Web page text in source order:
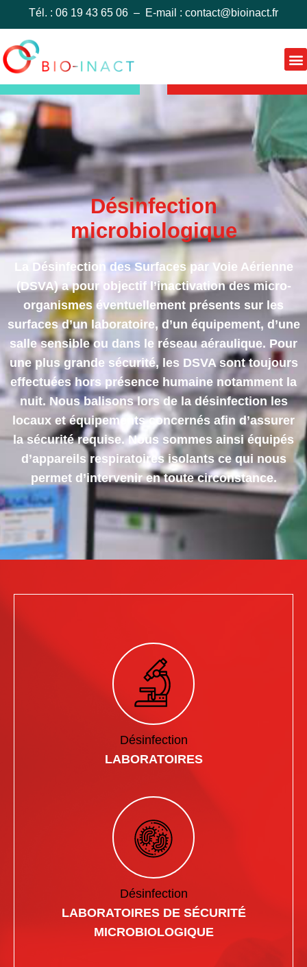
Tél. : 06 19 43 65 06 – E-mail : contact@bioinact.fr
Désinfection
microbiologique
La Désinfection des Surfaces par Voie Aérienne
(DSVA) a pour objectif l’inactivation des micro-
organismes éventuellement présents sur les
surfaces d’un laboratoire, d’un équipement, d’une
salle sensible ou dans le réseau aéraulique. Pour
une plus grande sécurité, les DSVA sont toujours
effectuées hors présence humaine notamment la
nuit. Nous balisons lors de la désinfection les
locaux et équipements concernés afin d’assurer
la sécurité requise. Nous sommes ainsi équipés
d’appareils respiratoires isolants ce qui nous
permet d’intervenir en toute circonstance.
Désinfection
LABORATOIRES
Désinfection
LABORATOIRES DE SÉCURITÉ
MICROBIOLOGIQUE